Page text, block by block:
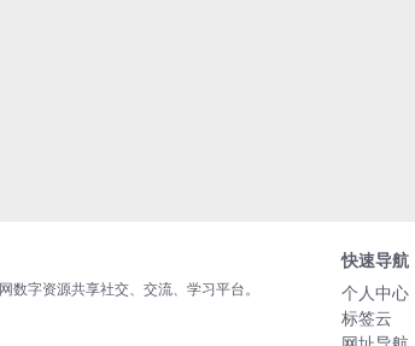
数字资源共享社交、交流、学习平台。
快速导航
个人中心
标签云